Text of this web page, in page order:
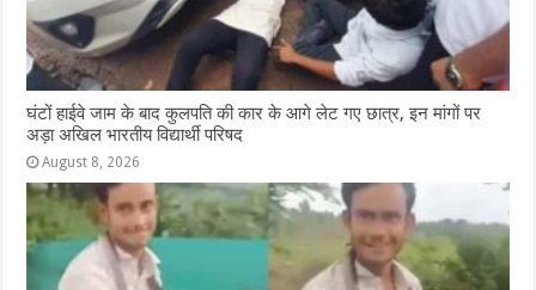
घंटों हाईवे जाम के बाद कुलपति की कार के आगे लेट गए छात्र, इन मांगों पर
अड़ा अखिल भारतीय विद्यार्थी परिषद
August 8, 2026